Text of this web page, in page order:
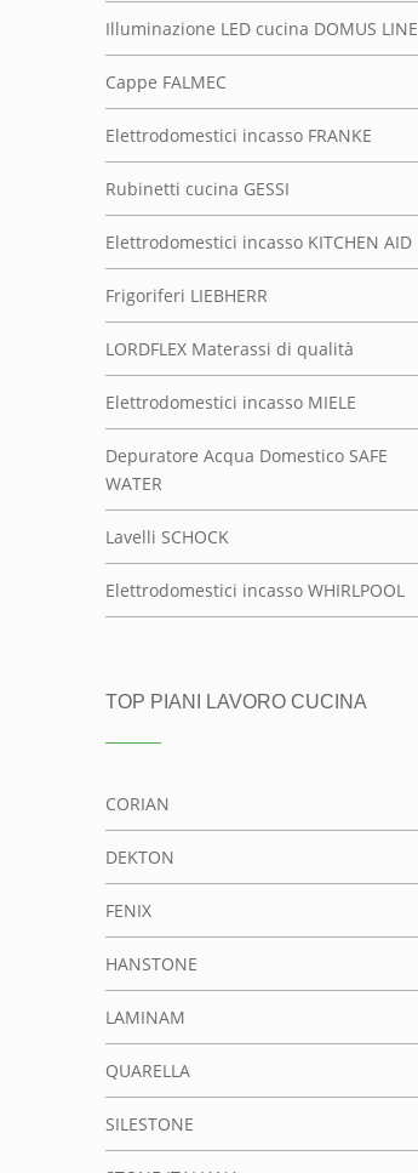
Illuminazione LED cucina DOMUS LINE
Cappe FALMEC
Elettrodomestici incasso FRANKE
Rubinetti cucina GESSI
Elettrodomestici incasso KITCHEN AID
Frigoriferi LIEBHERR
LORDFLEX Materassi di qualità
Elettrodomestici incasso MIELE
Depuratore Acqua Domestico SAFE
WATER
Lavelli SCHOCK
Elettrodomestici incasso WHIRLPOOL
TOP PIANI LAVORO CUCINA
CORIAN
DEKTON
FENIX
HANSTONE
LAMINAM
QUARELLA
SILESTONE